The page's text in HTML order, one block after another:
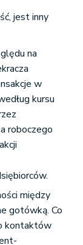
jest inny
na
w
kursu
roboczego
między
gotówką. Co
kontaktów